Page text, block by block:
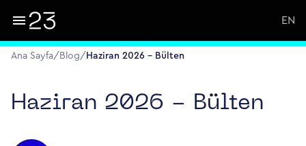
EN
Ana Sayfa/ Blog/ Haziran 2026 - Bülten
Haziran 2026 - Bülten